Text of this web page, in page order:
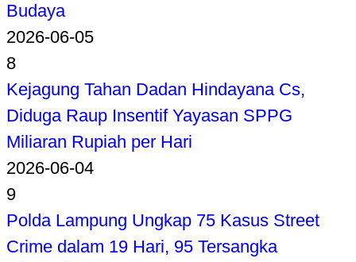
Budaya
2026-06-05
8
Kejagung Tahan Dadan Hindayana Cs,
Diduga Raup Insentif Yayasan SPPG
Miliaran Rupiah per Hari
2026-06-04
9
Polda Lampung Ungkap 75 Kasus Street
Crime dalam 19 Hari, 95 Tersangka